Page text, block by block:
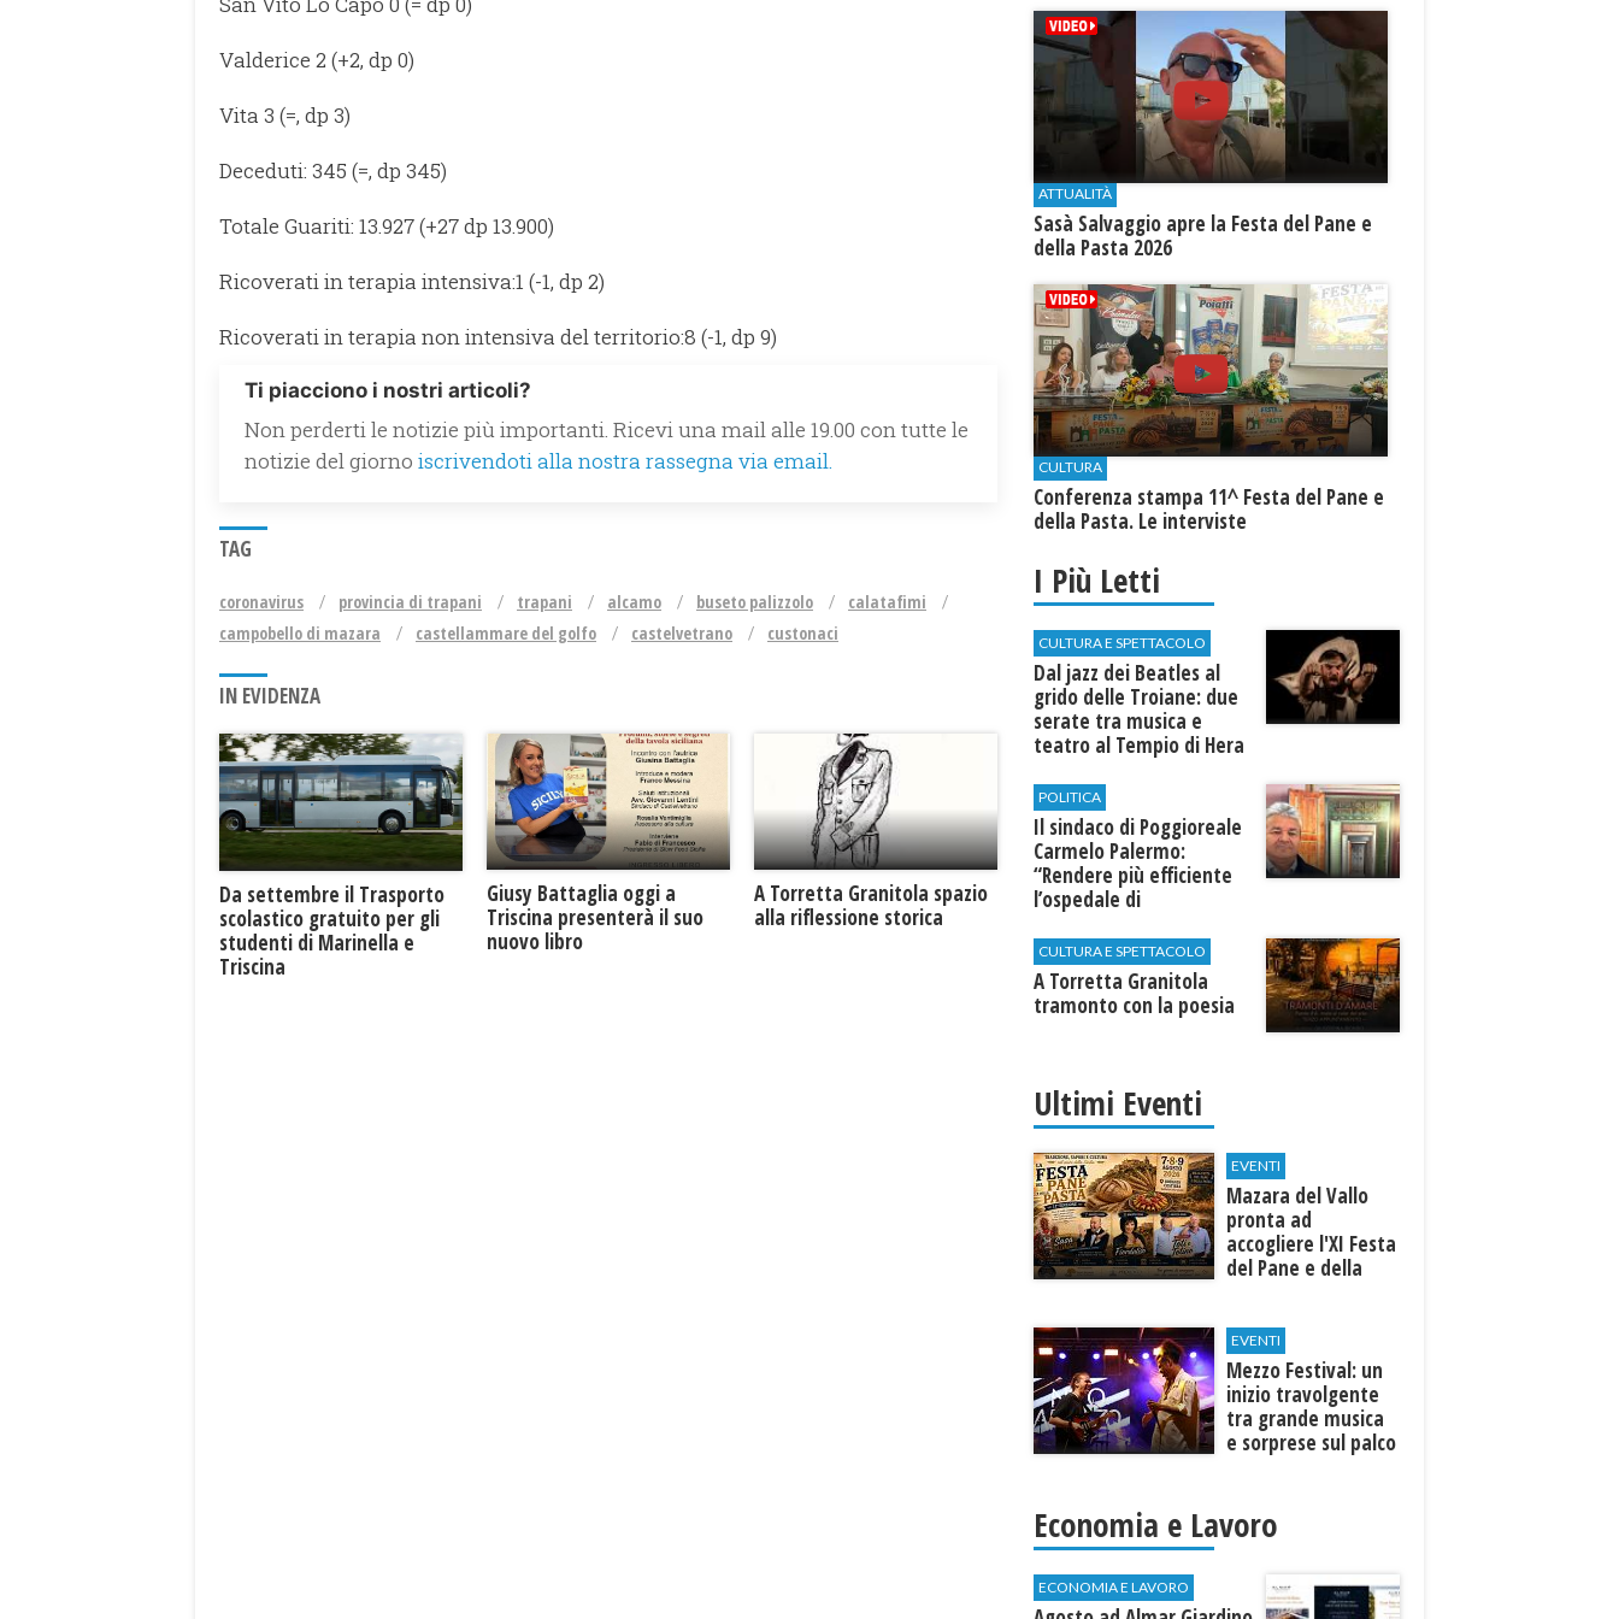
Valderice 2 (+2, dp 0)
Vita 3 (=, dp 3)
Deceduti: 345 (=, dp 345)
Totale Guariti: 13.927 (+27 dp 13.900)
Ricoverati in terapia intensiva:1 (-1, dp 2)
Ricoverati in terapia non intensiva del territorio:8 (-1, dp 9)
Ti piacciono i nostri articoli?
Non perderti le notizie più importanti. Ricevi una mail alle 19.00 con tutte le
notizie del giorno iscrivendoti alla nostra rassegna via email.
TAG
coronavirus provincia di trapani trapani alcamo buseto palizzolo
calatafimi
campobello di mazara
castellammare del golfo castelvetrano custonaci
IN EVIDENZA
Da settembre il Trasporto
scolastico gratuito per gli
studenti di Marinella e
Triscina
Giusy Battaglia oggi a
Triscina presenterà il suo
nuovo libro
​A Torretta Granitola spazio
alla riflessione storica
ATTUALITÀ
Sasà Salvaggio apre la Festa del Pane e
della Pasta 2026
CULTURA
Conferenza stampa 11^ Festa del Pane e
della Pasta. Le interviste
I Più Letti
CULTURA E SPETTACOLO
Dal jazz dei Beatles al
grido delle Troiane: due
serate tra musica e
teatro al Tempio di Hera
POLITICA
Il sindaco di Poggioreale
Carmelo Palermo:
“Rendere più efficiente
l’ospedale di
CULTURA E SPETTACOLO
​A Torretta Granitola
tramonto con la poesia
Ultimi Eventi
EVENTI
Mazara del Vallo
pronta ad
accogliere l'XI Festa
del Pane e della
EVENTI
Mezzo Festival: un
inizio travolgente
tra grande musica
e sorprese sul palco
Economia e Lavoro
ECONOMIA E LAVORO